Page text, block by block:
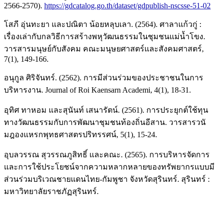
2566-2570). https://gdcatalog.go.th/dataset/gdpublish-nscsse-51-02
โสภี อุ่นทะยา และปณิตา น้อยหลุบเลา. (2564). ศาลาแก้วกู่ :
เรื่องเล่ากับกลวิธีการสร้างพหุวัฒนธรรมในชุมชนแม่น้ำโขง.
วารสารมนุษย์กับสังคม คณะมนุษยศาสตร์และสังคมศาสตร์,
7(1), 149-166.
อนุกูล ศิริจันทร์. (2562). การมีส่วนร่วมของประชาชนในการ
บริหารงาน. Journal of Roi Kaensarn Academi, 4(1), 18-31.
อุทิศ ทาหอม และสุนันท์ เสนารัตน์. (2561). การประยุกต์ใช้ทุน
ทางวัฒนธรรมกับการพัฒนาชุมชนท้องถิ่นอีสาน. วารสารวนั
มฎองแหรกพุทธศาสตรปริทรรศน์, 5(1), 15-24.
อุบลวรรณ สุวรรณภูสิทธิ์ และคณะ. (2565). การบริหารจัดการ
และการใช้ประโยชน์จากความหลากหลายของทรัพยากรแบบมี
ส่วนร่วมบริเวณชายแดนไทย-กัมพูชา จังหวัดสุรินทร์. สุรินทร์ :
มหาวิทยาลัยราชภัฏสุรินทร์.